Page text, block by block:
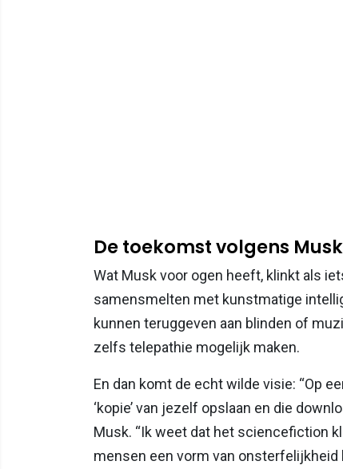
De toekomst volgens Musk
Wat Musk voor ogen heeft, klinkt als
samensmelten met kunstmatige
kunnen teruggeven aan blinden of
zelfs telepathie mogelijk maken.
En dan komt de echt wilde visie: “Op
‘kopie’ van jezelf opslaan en die
Musk. “Ik weet dat het sciencefiction
mensen een vorm van onsterfelijkheid